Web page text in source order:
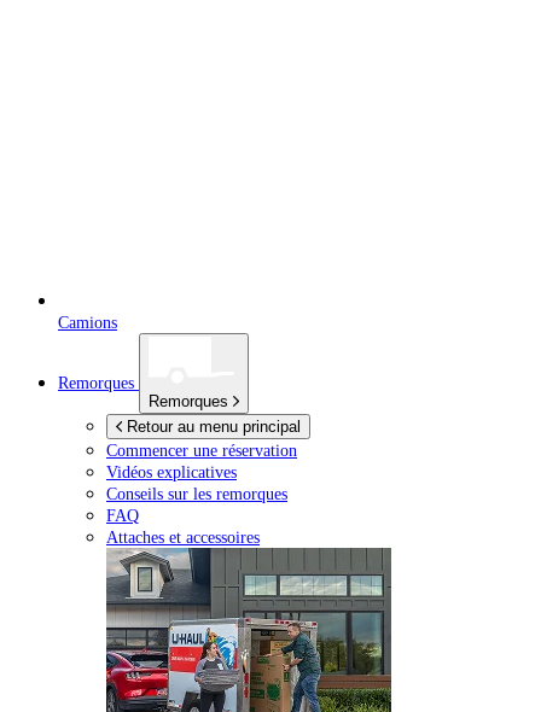
Camions
Remorques
Remorques
Retour au menu principal
Commencer une réservation
Vidéos explicatives
Conseils sur les remorques
FAQ
Attaches et accessoires